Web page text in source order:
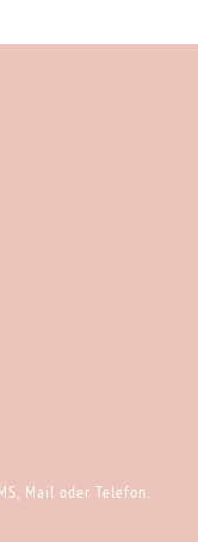
Mail oder Telefon.